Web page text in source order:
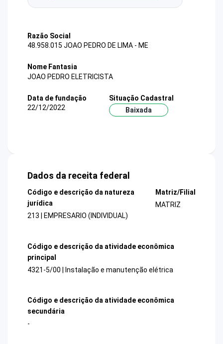
Razão Social
48.958.015 JOAO PEDRO DE LIMA - ME
Nome Fantasia
JOAO PEDRO ELETRICISTA
Data de fundação
22/12/2022
Situação Cadastral
Baixada
Dados da receita federal
Código e descrição da natureza
jurídica
213 | EMPRESARIO (INDIVIDUAL)
Matriz/Filial
MATRIZ
Código e descrição da atividade econômica
principal
4321-5/00 | Instalação e manutenção elétrica
Código e descrição da atividade econômica
secundária
-